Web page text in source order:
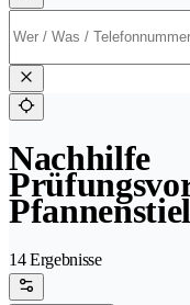
Nachhilfe
14 Ergebnisse